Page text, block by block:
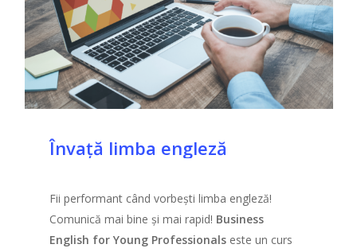
Învață limba engleză
Fii performant când vorbești limba engleză!
Comunică mai bine și mai rapid! Business
English for Young Professionalseste un curs